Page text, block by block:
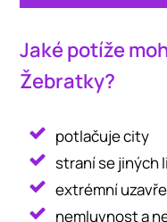
Jaké potíže
Žebratky?
potlačuje city
straní se jiných
extrémní
nemluvnost a